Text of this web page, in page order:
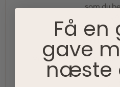
som du
5-Stjernet
Vi har topscore på
Trustpilot - Vi er
Få en
gave
næste